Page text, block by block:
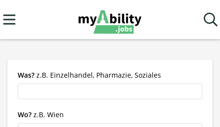
Was? z.B. Einzelhandel, Pharmazie, Soziales
Wo? z.B. Wien